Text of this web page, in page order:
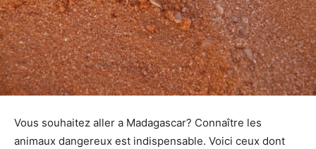
Vous souhaitez aller a Madagascar? Connaître les
animaux dangereux est indispensable. Voici ceux dont